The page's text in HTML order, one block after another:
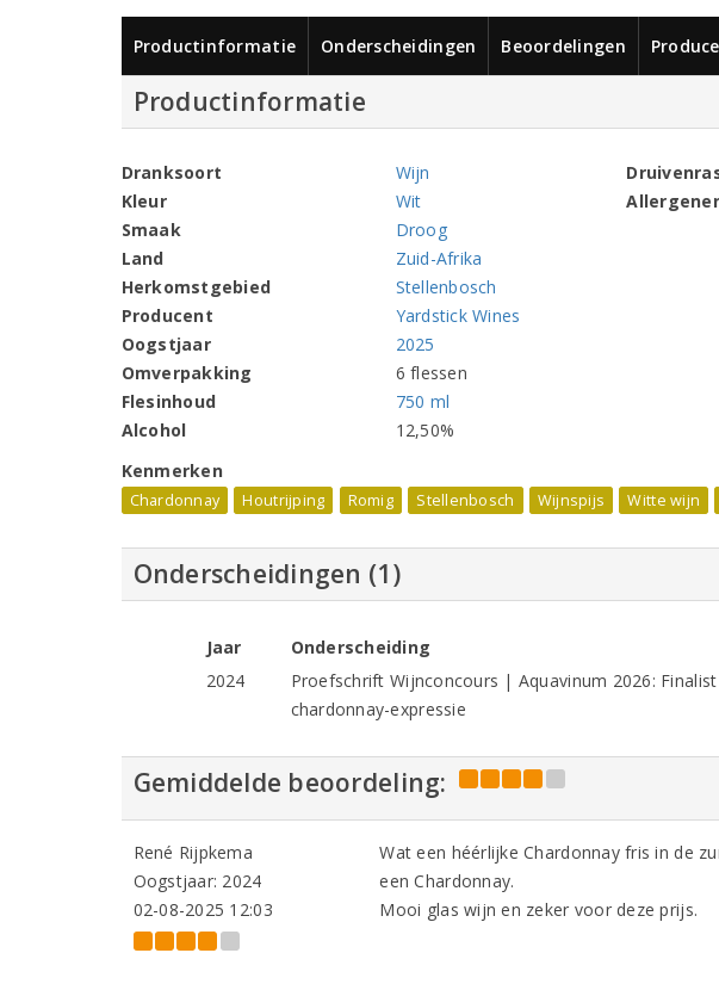
Productinformatie Onderscheidingen Beoordelingen
Productinformatie
Dranksoort
Wijn
Kleur
Wit
Smaak
Droog
Land
Zuid-Afrika
Herkomstgebied
Stellenbosch
Producent
Yardstick Wines
Oogstjaar
2025
Omverpakking
6 flessen
Flesinhoud
750 ml
Alcohol
12,50%
Kenmerken
Chardonnay Houtrijping Romig Stellenbosch Wijnspijs Witte wijn
Onderscheidingen (1)
Jaar
Onderscheiding
2024
Proefschrift Wijnconcours | Aquavinum 2026:
chardonnay-expressie
Gemiddelde beoordeling:
René Rijpkema
Oogstjaar: 2024
02-08-2025 12:03
Wat een héérlijke Chardonnay fris in de
een Chardonnay.
Mooi glas wijn en zeker voor deze prijs.